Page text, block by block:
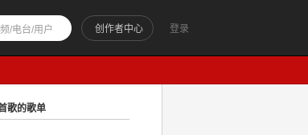
登录
创作者中心
/电台/用户